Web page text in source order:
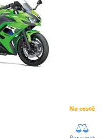
Na cestě